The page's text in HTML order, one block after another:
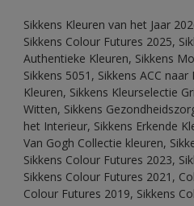
Sikkens Kleuren van het Jaar
Sikkens Colour Futures 2025,
Authentieke Kleuren, Sikkens
Sikkens 5051, Sikkens ACC
Kleuren, Sikkens Kleurselectie
Witten, Sikkens
het Interieur, Sikkens Erkende
Van Gogh Collectie kleuren,
Sikkens Colour Futures 2023,
Sikkens Colour Futures 2021,
Colour Futures 2019, Sikkens